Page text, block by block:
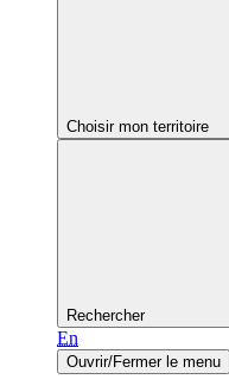
Choisir mon territoire
Rechercher
En
Ouvrir/Fermer le menu